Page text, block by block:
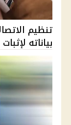
تنظيم
بياناته